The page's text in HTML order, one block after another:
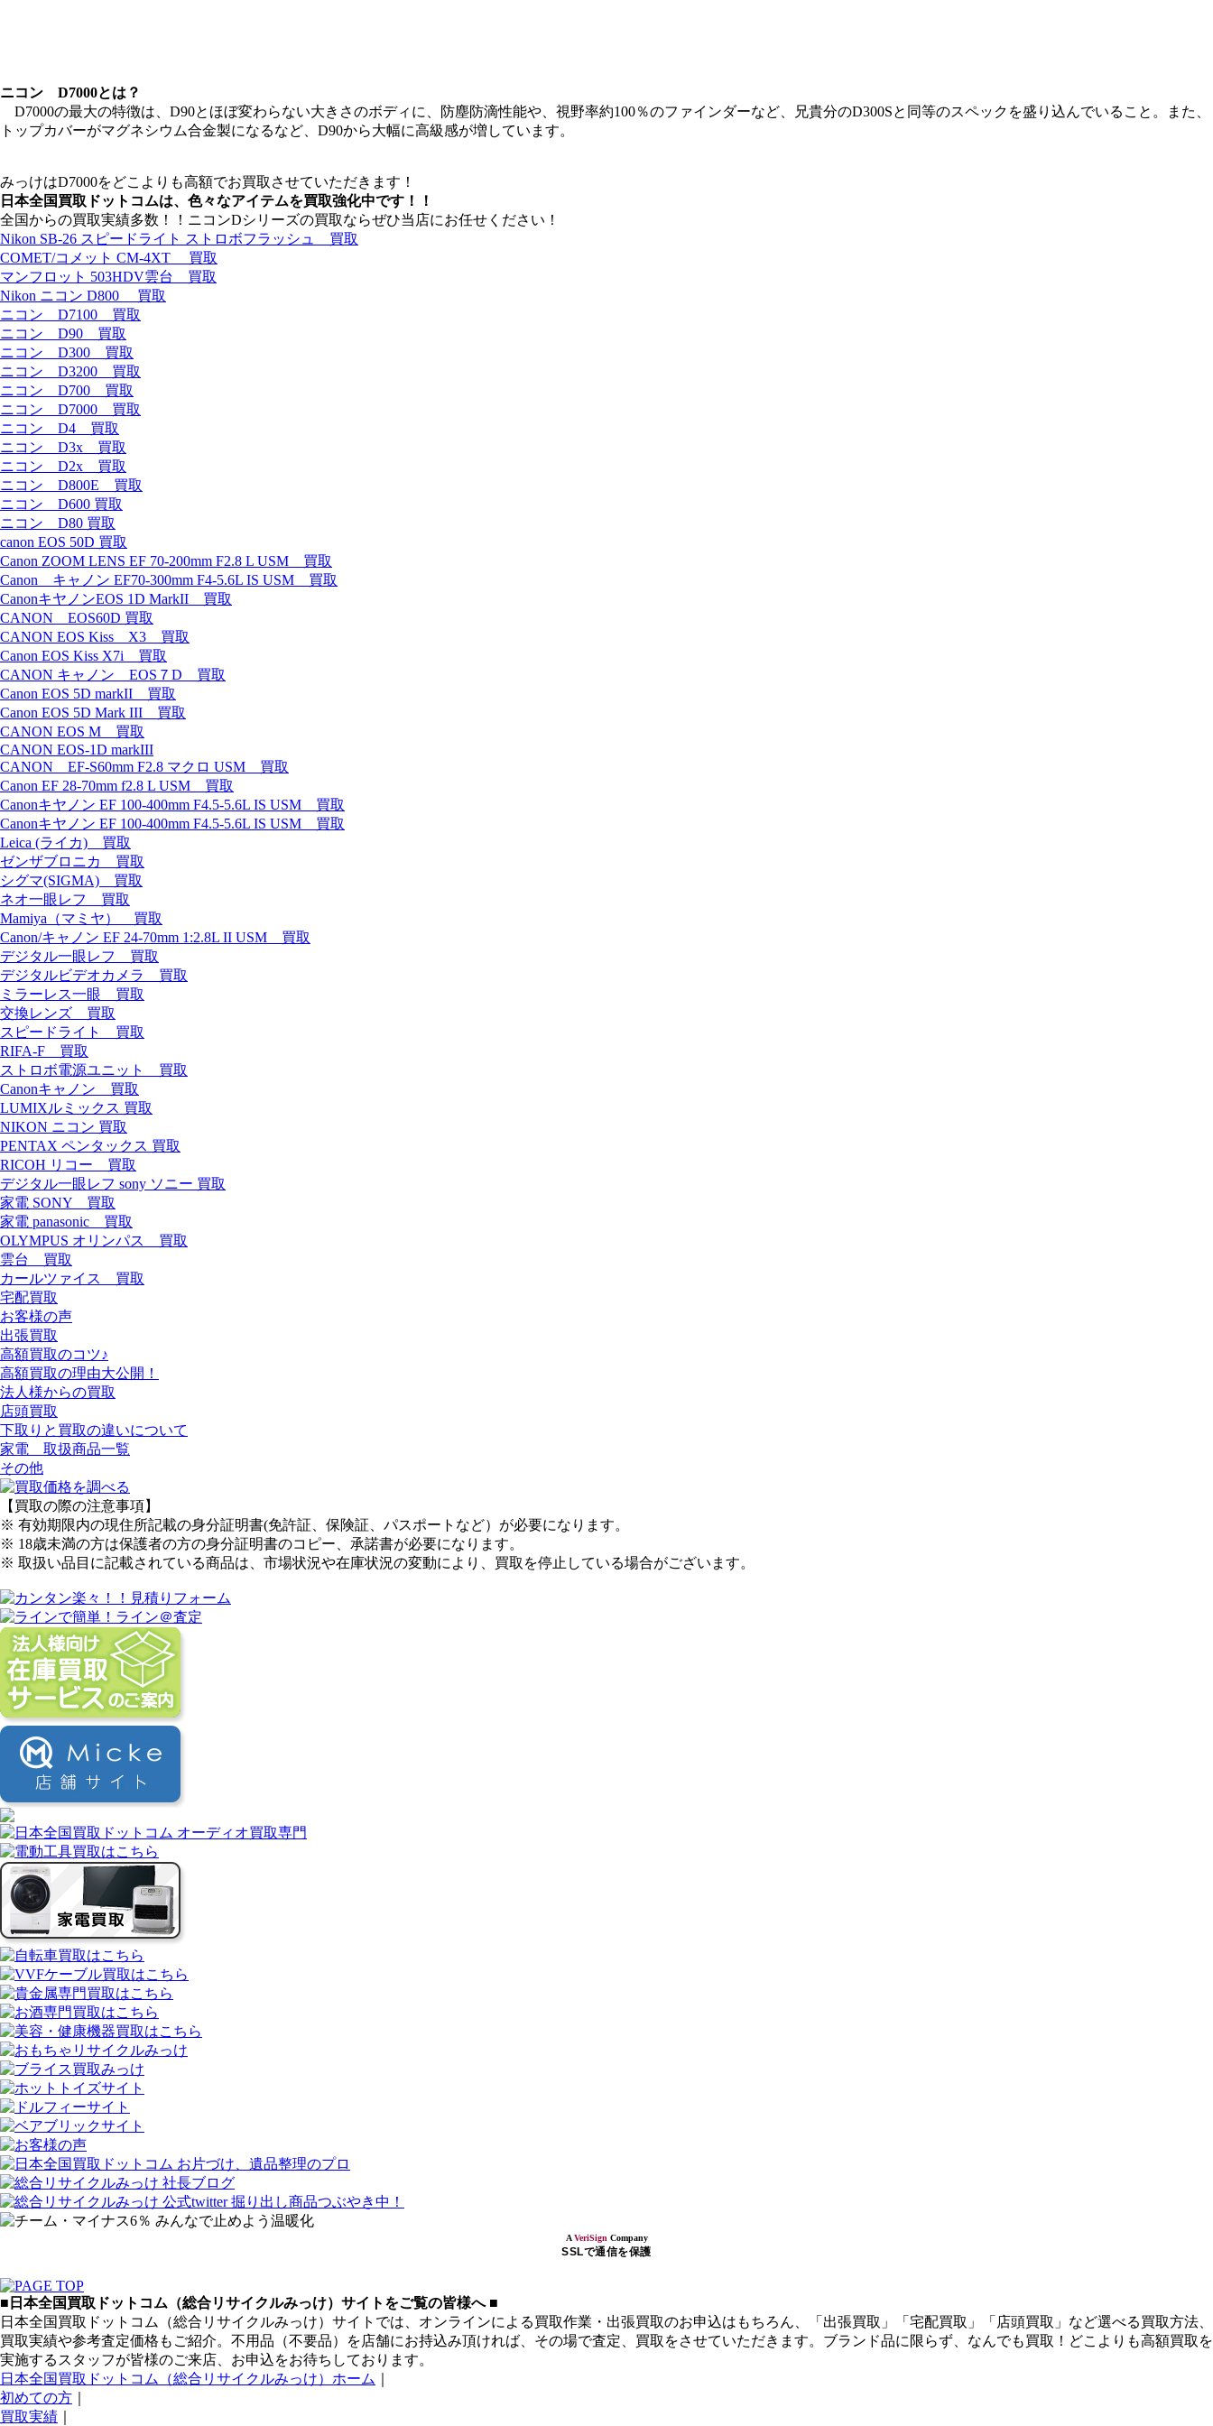
ニコン D7000とは？
D7000の最大の特徴は、D90とほぼ変わらない大きさのボディに、防塵防滴性能や、視野率約100％のファインダーなど、兄貴分のD300Sと同等のスペックを盛り込んでいること。また、
トップカバーがマグネシウム合金製になるなど、D90から大幅に高級感が増しています。
みっけはD7000をどこよりも高額でお買取させていただきます！
日本全国買取ドットコムは、色々なアイテムを買取強化中です！！
全国からの買取実績多数！！ニコンDシリーズの買取ならぜひ当店にお任せください！
Nikon SB-26 スピードライト ストロボフラッシュ 買取
COMET/コメット CM-4XT 買取
マンフロット 503HDV雲台 買取
Nikon ニコン D800 買取
ニコン D7100 買取
ニコン D90 買取
ニコン D300 買取
ニコン D3200 買取
ニコン D700 買取
ニコン D7000 買取
ニコン D4 買取
ニコン D3x 買取
ニコン D2x 買取
ニコン D800E 買取
ニコン D600 買取
ニコン D80 買取
canon EOS 50D 買取
Canon ZOOM LENS EF 70-200mm F2.8 L USM 買取
Canon キャノン EF70-300mm F4-5.6L IS USM 買取
CanonキヤノンEOS 1D MarkII 買取
CANON EOS60D 買取
CANON EOS Kiss X3 買取
Canon EOS Kiss X7i 買取
CANON キャノン EOS７D 買取
Canon EOS 5D markII 買取
Canon EOS 5D Mark III 買取
CANON EOS M 買取
CANON EOS-1D markIII
CANON EF-S60mm F2.8 マクロ USM 買取
Canon EF 28-70mm f2.8 L USM 買取
Canonキヤノン EF 100-400mm F4.5-5.6L IS USM 買取
Canonキヤノン EF 100-400mm F4.5-5.6L IS USM 買取
Leica (ライカ) 買取
ゼンザブロニカ 買取
シグマ(SIGMA) 買取
ネオ一眼レフ 買取
Mamiya（マミヤ） 買取
Canon/キャノン EF 24-70mm 1:2.8L II USM 買取
デジタル一眼レフ 買取
デジタルビデオカメラ 買取
ミラーレス一眼 買取
交換レンズ 買取
スピードライト 買取
RIFA-F 買取
ストロボ電源ユニット 買取
Canonキャノン 買取
LUMIXルミックス 買取
NIKON ニコン 買取
PENTAX ペンタックス 買取
RICOH リコー 買取
デジタル一眼レフ sony ソニー 買取
家電 SONY 買取
家電 panasonic 買取
OLYMPUS オリンパス 買取
雲台 買取
カールツァイス 買取
宅配買取
お客様の声
出張買取
高額買取のコツ♪
高額買取の理由大公開！
法人様からの買取
店頭買取
下取りと買取の違いについて
家電 取扱商品一覧
その他
【買取の際の注意事項】
※ 有効期限内の現住所記載の身分証明書(免許証、保険証、パスポートなど）が必要になります。
※ 18歳未満の方は保護者の方の身分証明書のコピー、承諾書が必要になります。
※ 取扱い品目に記載されている商品は、市場状況や在庫状況の変動により、買取を停止している場合がございます。
AVeriSign Company
SSLで通信を保護
■日本全国買取ドットコム（総合リサイクルみっけ）サイトをご覧の皆様へ ■
日本全国買取ドットコム（総合リサイクルみっけ）サイトでは、オンラインによる買取作業・出張買取のお申込はもちろん、「出張買取」「宅配買取」「店頭買取」など選べる買取方法、
買取実績や参考査定価格もご紹介。不用品（不要品）を店舗にお持込み頂ければ、その場で査定、買取をさせていただきます。ブランド品に限らず、なんでも買取！どこよりも高額買取を
実施するスタッフが皆様のご来店、お申込をお待ちしております。
日本全国買取ドットコム（総合リサイクルみっけ）ホーム
初めての方
買取実績